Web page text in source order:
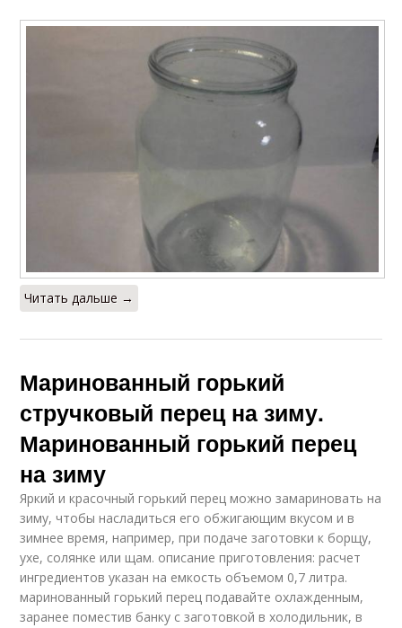
Читать дальше →
Маринованный горький
стручковый перец на зиму.
Маринованный горький перец
на зиму
Яркий и красочный горький перец можно замариновать на
зиму, чтобы насладиться его обжигающим вкусом и в
зимнее время, например, при подаче заготовки к борщу,
ухе, солянке или щам. описание приготовления: расчет
ингредиентов указан на емкость объемом 0,7 литра.
маринованный горький перец подавайте охлажденным,
заранее поместив банку с заготовкой в холодильник, в